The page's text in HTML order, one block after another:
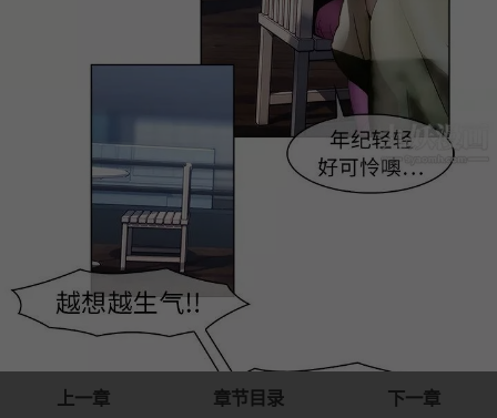
上一章 章节目录 下一章